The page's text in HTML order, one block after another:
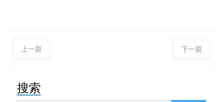
上一篇 下一篇
搜索